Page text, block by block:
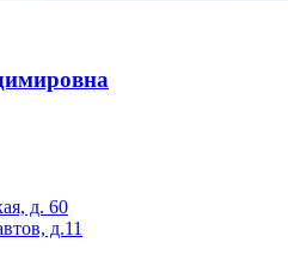
д. 60
д.11